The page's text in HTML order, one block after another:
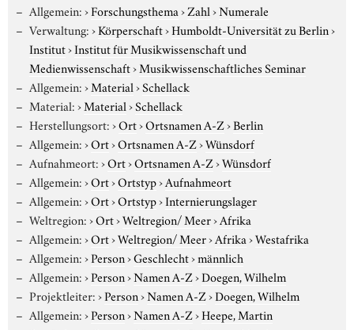
Allgemein:›Forschungsthema›Zahl›Numerale
Verwaltung:›Körperschaft›Humboldt-Universität zu Berlin›
Institut›Institut für Musikwissenschaft und
Medienwissenschaft›Musikwissenschaftliches Seminar
Allgemein:›Material›Schellack
Material:›Material›Schellack
Herstellungsort:›Ort›Ortsnamen A-Z›Berlin
Allgemein:›Ort›Ortsnamen A-Z›Wünsdorf
Aufnahmeort:›Ort›Ortsnamen A-Z›Wünsdorf
Allgemein:›Ort›Ortstyp›Aufnahmeort
Allgemein:›Ort›Ortstyp›Internierungslager
Weltregion:›Ort›Weltregion/ Meer›Afrika
Allgemein:›Ort›Weltregion/ Meer›Afrika›Westafrika
Allgemein:›Person›Geschlecht›männlich
Allgemein:›Person›Namen A-Z›Doegen, Wilhelm
Projektleiter:›Person›Namen A-Z›Doegen, Wilhelm
Allgemein:›Person›Namen A-Z›Heepe, Martin